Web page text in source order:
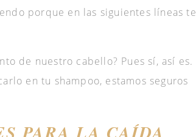
porque en las siguientes líneas te
de nuestro cabello? Pues sí, así es.
en tu shampoo, estamos seguros
PARA LA CAÍDA